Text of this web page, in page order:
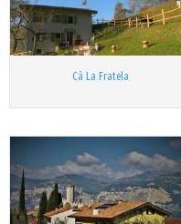
Cà La Fratela